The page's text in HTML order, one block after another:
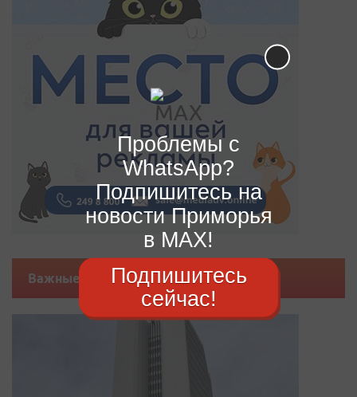
Важные новости
Проблемы с
WhatsApp?
Подпишитесь на
новости Приморья
в MAX!
Подпишитесь
сейчас!